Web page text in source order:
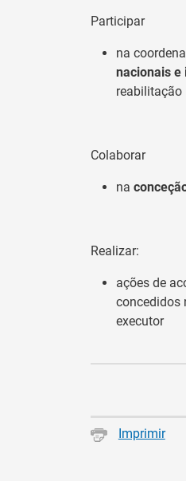
Participar
na
nacionais e
Colaborar
na
Realizar:
ações de
concedidos
executor
Imprimir